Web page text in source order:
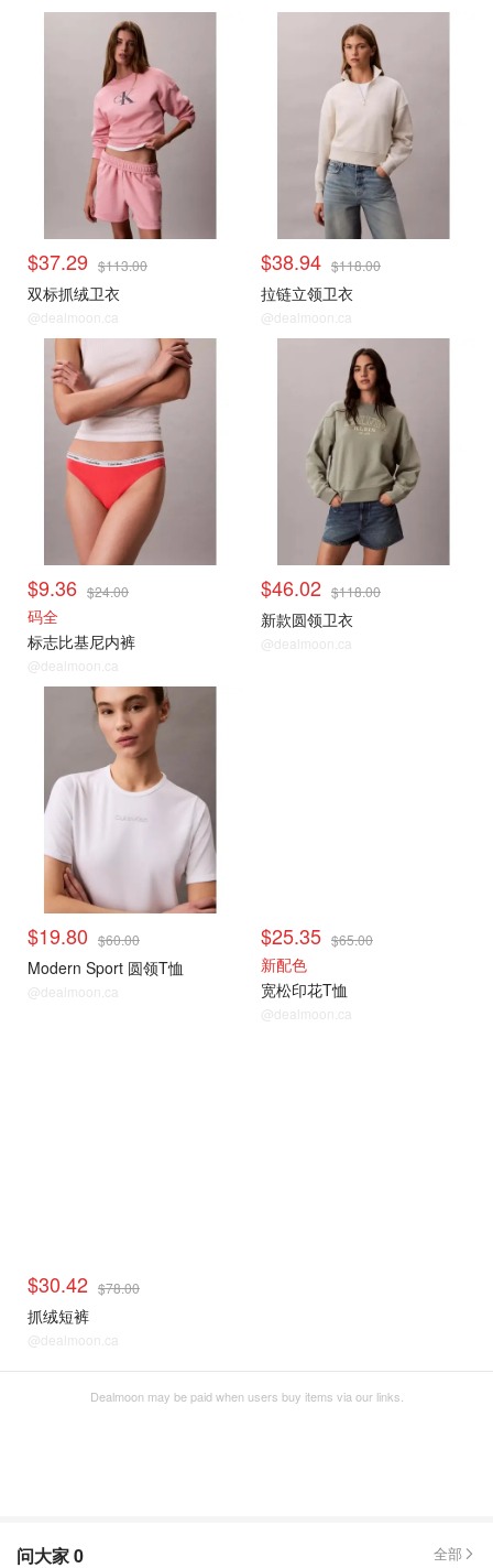
$37.29 $113.00
双标抓绒卫衣
@dealmoon.ca
$38.94 $118.00
拉链立领卫衣
@dealmoon.ca
$9.36 $24.00
码全
标志比基尼内裤
@dealmoon.ca
$46.02 $118.00
新款圆领卫衣
@dealmoon.ca
$19.80 $60.00
Modern Sport 圆领T恤
@dealmoon.ca
$25.35 $65.00
新配色
宽松印花T恤
@dealmoon.ca
$30.42 $78.00
抓绒短裤
@dealmoon.ca
Dealmoon may be paid when users buy items via our links.
问大家0 全部